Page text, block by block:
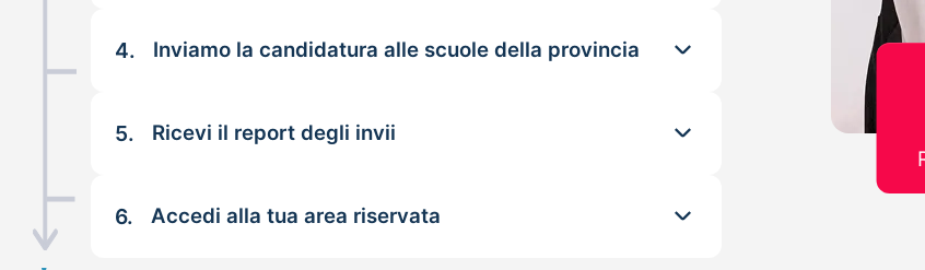
4. Inviamo la candidatura alle scuole della provincia
5. Ricevi il report degli invii
6. Accedi alla tua area riservata